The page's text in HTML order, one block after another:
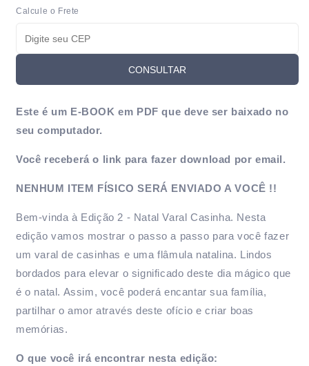
edição
-
Natal
Casinha
Natal
Casinha
Calcule o Frete
CONSULTAR
Este é um E-BOOK em PDF que deve ser baixado no
seu computador.
Você receberá o link para fazer download por email.
NENHUM ITEM FÍSICO SERÁ ENVIADO A VOCÊ !!
Bem-vinda à Edição 2 - Natal Varal Casinha. Nesta
edição vamos mostrar o passo a passo para você fazer
um varal de casinhas e uma flâmula natalina. Lindos
bordados para elevar o significado deste dia mágico que
é o natal. Assim, você poderá encantar sua família,
partilhar o amor através deste ofício e criar boas
memórias.
O que você irá encontrar nesta edição: